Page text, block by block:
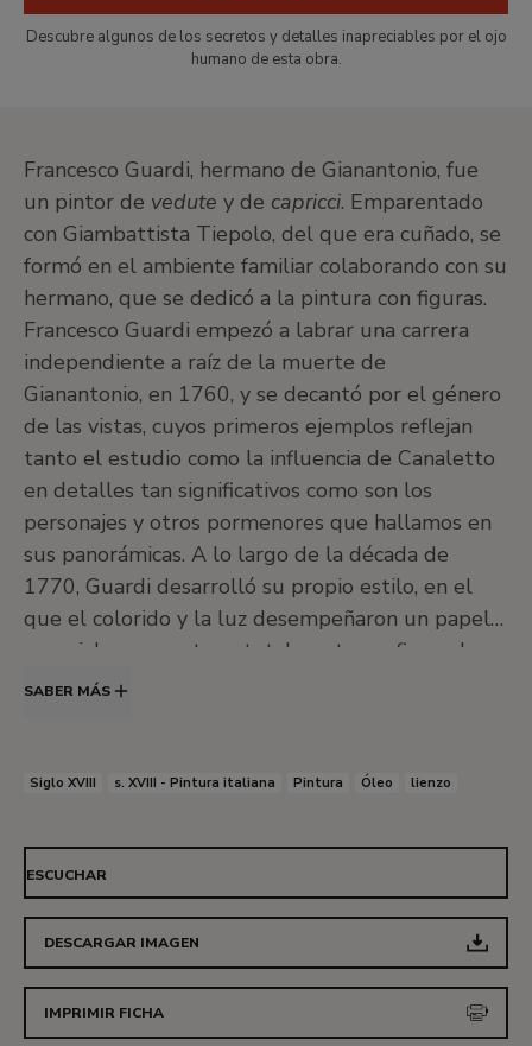
Descubre algunos de los secretos y detalles inapreciables por el ojo
humano de esta obra.
Francesco Guardi, hermano de Gianantonio, fue
un pintor de vedute y de capricci. Emparentado
con Giambattista Tiepolo, del que era cuñado, se
formó en el ambiente familiar colaborando con su
hermano, que se dedicó a la pintura con figuras.
Francesco Guardi empezó a labrar una carrera
independiente a raíz de la muerte de
Gianantonio, en 1760, y se decantó por el género
de las vistas, cuyos primeros ejemplos reflejan
tanto el estudio como la influencia de Canaletto
en detalles tan significativos como son los
personajes y otros pormenores que hallamos en
sus panorámicas. A lo largo de la década de
1770, Guardi desarrolló su propio estilo, en el
que el colorido y la luz desempeñaron un papel
esencial, y que estuvo totalmente configurado en
los años ochenta. El pintor también ejerció de
Nord, el archiduque Pablo de Rusia y María
República para conmemorar el evento y que se
encuentran repartidas entre la Alte Pinakothek
de Múnich y colecciones privadas. En esa dirección
se inscriben series como la visita del papa Pío IV,
un conjunto de cuatro lienzos, o el incendio en
San Marcuola, acaecido en 1784.
SABER MÁS
Siglo XVIII s. XVIII - Pintura italiana Pintura Óleo lienzo
ESCUCHAR
DESCARGAR IMAGEN
IMPRIMIR FICHA